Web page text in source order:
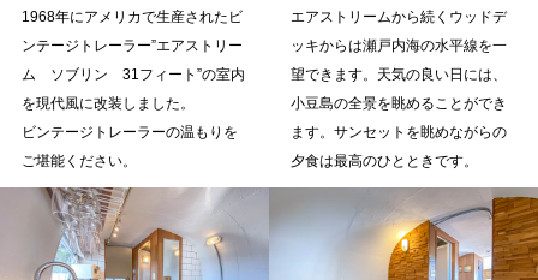
1968年にアメリカで生産されたビ
ンテージトレーラー”エアストリー
ム ソブリン 31フィート”の室内
を現代風に改装しました。
ビンテージトレーラーの温もりを
ご堪能ください。
エアストリームから続くウッドデ
ッキからは瀬戸内海の水平線を一
望できます。天気の良い日には、
小豆島の全景を眺めることができ
ます。サンセットを眺めながらの
夕食は最高のひとときです。